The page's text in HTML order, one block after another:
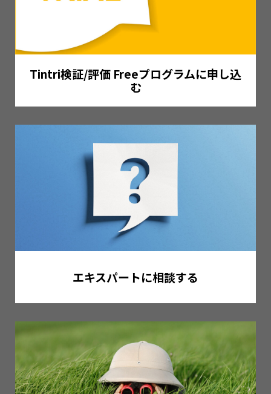
Tintri検証/評価 Freeプログラムに申し込
む
エキスパートに相談する